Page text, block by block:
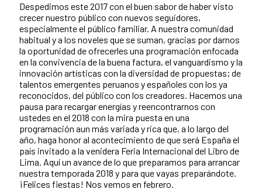
Despedimos este 2017 con el buen sabor de haber visto
crecer nuestro público con nuevos seguidores,
especialmente el público familiar. A nuestra comunidad
habitual y a los noveles que se suman, gracias por darnos
la oportunidad de ofrecerles una programación enfocada
en la convivencia de la buena factura, el vanguardismo y la
innovación artísticas con la diversidad de propuestas; de
talentos emergentes peruanos y españoles con los ya
reconocidos, del público con los creadores. Hacemos una
pausa para recargar energías y reencontrarnos con
ustedes en el 2018 con la mira puesta en una
programación aun más variada y rica que, a lo largo del
año, haga honor al acontecimiento de que será España el
país invitado a la venidera Feria Internacional del Libro de
Lima. Aquí un avance de lo que preparamos para arrancar
nuestra temporada 2018 y para que vayas preparándote.
¡Felices fiestas! Nos vemos en febrero.